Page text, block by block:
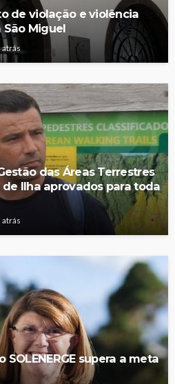
de violação e violência
Miguel
atrás
das Áreas Terrestres
Ilha aprovados para toda
atrás
SOLENERGE supera a meta